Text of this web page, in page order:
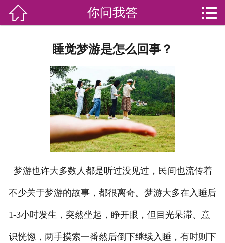
加盟苏家联
荣誉资质
家政资讯
你问我答
关于我们
联系我们
 你问我答 
睡觉梦游是怎么回事？
梦游也许大多数人都是听过没见过，民间也流传着
不少关于梦游的故事，都很离奇。梦游大多在入睡后
1-3小时发生，突然坐起，睁开眼，但目光呆滞、意
识恍惚，两手摸索一番然后倒下继续入睡，有时则下